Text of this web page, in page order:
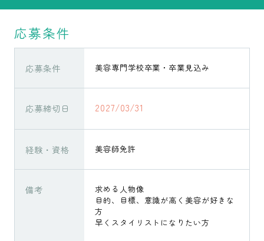
応募条件
応募条件 美容専門学校卒業・卒業見込み
応募締切日 2027/03/31
経験・資格 美容師免許
備考
求める人物像
目的、目標、意識が高く美容が好きな
方
早くスタイリストになりたい方